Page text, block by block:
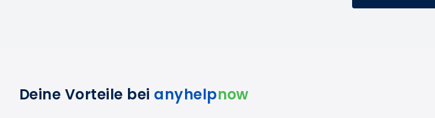
Deine Vorteile bei anyhelpnow